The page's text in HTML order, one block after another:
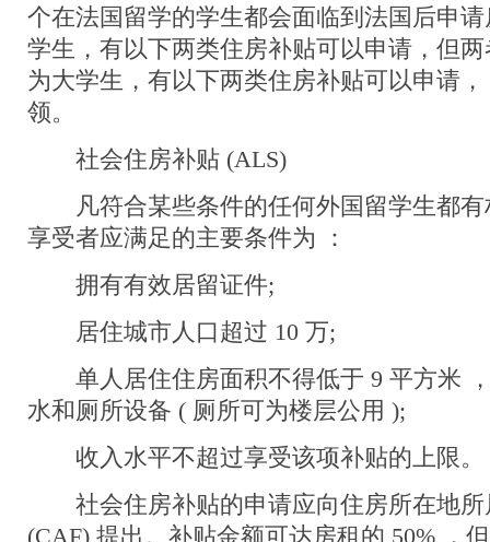
个在法国留学的学生都会面临到法国后申
学生，有以下两类住房补贴可以申请，但
为大学生，有以下两类住房补贴可以申请
领。
社会住房补贴 (ALS)
凡符合某些条件的任何外国留学生都有
享受者应满足的主要条件为 ：
拥有有效居留证件;
居住城市人口超过 10 万;
单人居住住房面积不得低于 9 平方米
水和厕所设备 ( 厕所可为楼层公用 );
收入水平不超过享受该项补贴的上限。
社会住房补贴的申请应向住房所在地所
(CAF) 提出。补贴金额可达房租的 50% ，